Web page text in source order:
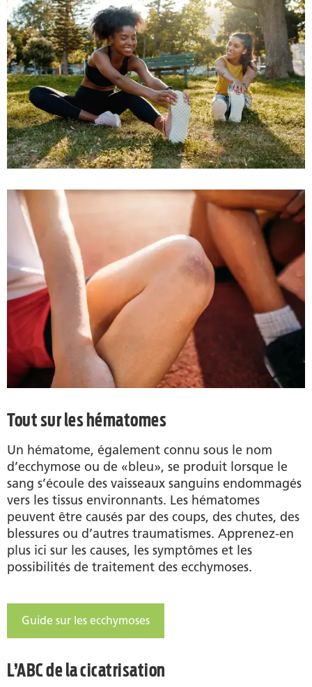
Tout sur les hématomes
Un hématome, également connu sous le nom
d’ecchymose ou de «bleu», se produit lorsque le
sang s’écoule des vaisseaux sanguins endommagés
vers les tissus environnants. Les hématomes
peuvent être causés par des coups, des chutes, des
blessures ou d’autres traumatismes. Apprenez-en
plus ici sur les causes, les symptômes et les
possibilités de traitement des ecchymoses.
Guide sur les ecchymoses
L’ABC de la cicatrisation